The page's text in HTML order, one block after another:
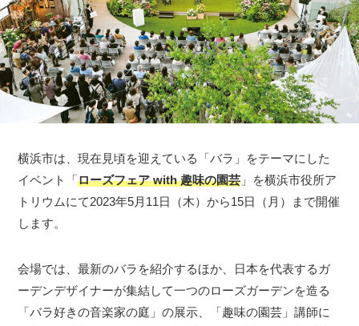
横浜市は、現在見頃を迎えている「バラ」をテーマにした
イベント「ローズフェア with 趣味の園芸 」を横浜市役所ア
トリウムにて2023年5月11日（木）から15日（月）まで開催
します。
会場では、最新のバラを紹介するほか、日本を代表するガ
ーデンデザイナーが集結して一つのローズガーデンを造る
「バラ好きの音楽家の庭」の展示、「趣味の園芸」講師に